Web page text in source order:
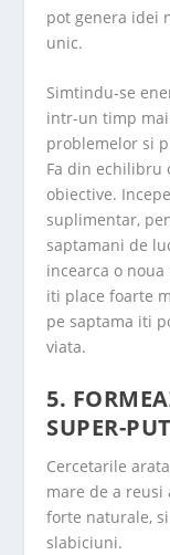
pot genera idei
unic.
Simtindu-se
intr-un timp
problemelor si
Fa din echilibru
obiective.
suplimentar,
saptamani de
incearca o
iti place foarte
pe saptama iti
viata.
5.
SUPER-
Cercetarile
mare de a
forte naturale,
slabiciuni.